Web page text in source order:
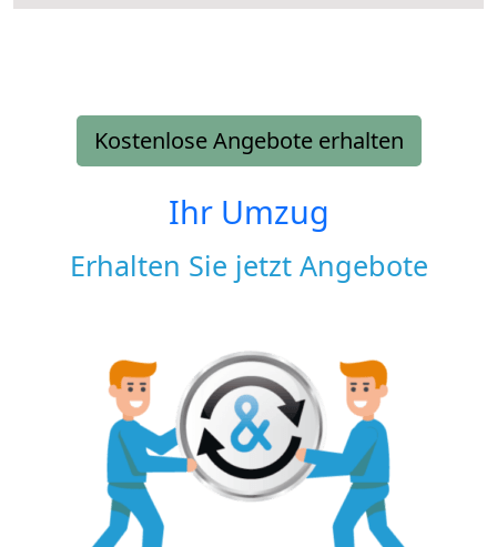
Kostenlose Angebote erhalten
Ihr Umzug
Erhalten Sie jetzt Angebote